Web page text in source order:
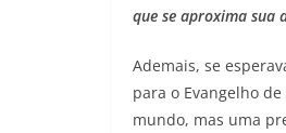
que se aproxima sua
Ademais, se
para o Evangelho
mundo, mas uma